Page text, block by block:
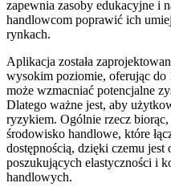
zapewnia zasoby edukacyjne i
handlowcom poprawić ich
rynkach.
Aplikacja została
wysokim poziomie, oferując
może wzmacniać potencjalne
Dlatego ważne jest, aby
ryzykiem. Ogólnie rzecz
środowisko handlowe, które
dostępnością, dzięki czemu
poszukujących elastyczności i
handlowych.